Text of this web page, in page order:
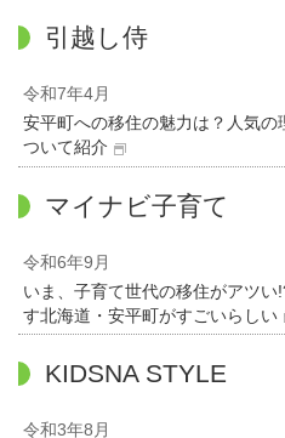
引越し侍
令和7年4月
安平町への移住の魅力は？人気
ついて紹介
マイナビ子育て
令和6年9月
いま、子育て世代の移住がアツ
す北海道・安平町がすごいらしい
KIDSNA STYLE
令和3年8月